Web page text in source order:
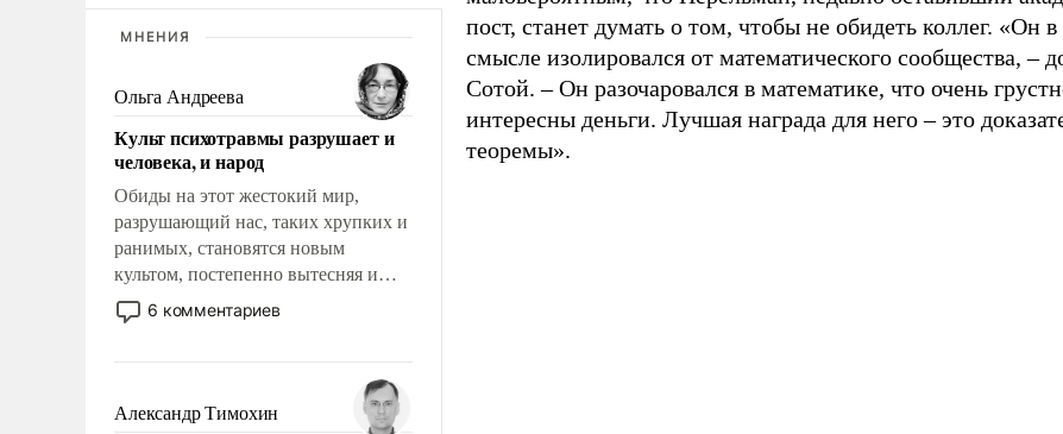
МНЕНИЯ
Ольга Андреева
Культ психотравмы разрушает и
человека, и народ
Обиды на этот жестокий мир,
разрушающий нас, таких хрупких и
ранимых, становятся новым
культом, постепенно вытесняя и
отменяя традиционное требование к
человеку – быть мужественным и
на себя ответственность, помогать
слабым, идти вперед и
6 комментариев
Александр Тимохин
пост, станет думать о том, чтобы не обидеть коллег. «Он
смысле изолировался от математического сообщества, –
Сотой. – Он разочаровался в математике, что очень
интересны деньги. Лучшая награда для него – это
теоремы».